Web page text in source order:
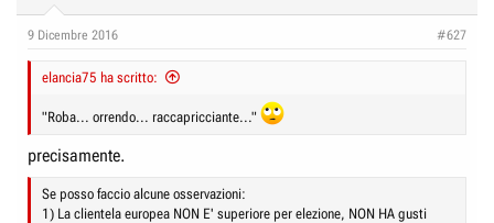
9 Dicembre 2016 #627
elancia75 ha scritto:
"Roba... orrendo... raccapricciante..."
precisamente.
Se posso faccio alcune osservazioni:
1) La clientela europea NON E' superiore per elezione, NON HA gusti